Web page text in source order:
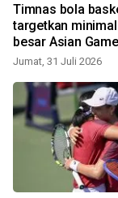
Timnas bola
targetkan
besar Asian
Jumat, 31 Juli 2026